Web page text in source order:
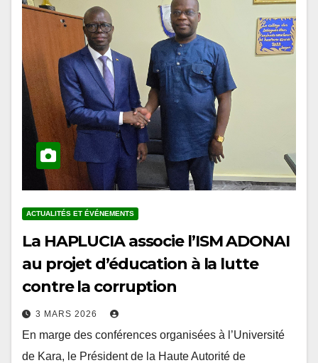
ACTUALITÉS ET ÉVÉNEMENTS
La HAPLUCIA associe l’ISM ADONAI
au projet d’éducation à la lutte
contre la corruption
3 MARS 2026
En marge des conférences organisées à l’Université
de Kara, le Président de la Haute Autorité de